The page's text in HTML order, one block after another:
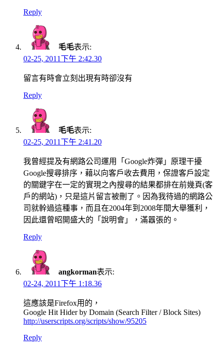
Reply
毛毛表示:
02-25, 2011下午 2:42.30
留言有時會立刻出現有時卻沒有
Reply
毛毛表示:
02-25, 2011下午 2:41.20
我曾經提及有網路公司運用「Google炸彈」原理干擾
Google搜尋排序，藉以向客戶收去費用，保證客戶設定
的關鍵字在一定的實現之內搜尋的結果都排在前幾頁(客
戶的網站)，只是這片留言被刪了。因為我待過的網路公
司就幹過這種事，而且在2004年到2008年間大舉獲利，
因此還曾昭開盛大的「說明會」，滿囂張的。
Reply
angkorman表示:
02-24, 2011下午 1:18.36
這應該是Firefox用的，
Google Hit Hider by Domain (Search Filter / Block Sites)
http://userscripts.org/scripts/show/95205
Reply